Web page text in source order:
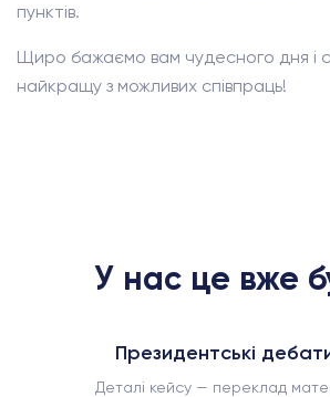
пунктів.
Щиро бажаємо вам чудесного дня і
найкращу з можливих співпраць!
У нас це вже
Президентські
Деталі кейсу — переклад